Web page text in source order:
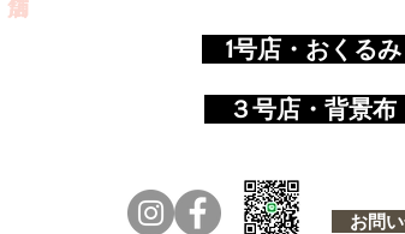
1号店・おくる
​ ３号店・背景
お問